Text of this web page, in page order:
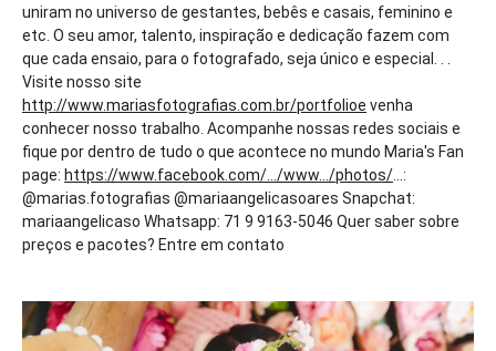
uniram no universo de gestantes, bebês e casais, feminino e
etc. O seu amor, talento, inspiração e dedicação fazem com
que cada ensaio, para o fotografado, seja único e especial. . .
Visite nosso site
http://www.mariasfotografias.com.br/portfolioe venha
conhecer nosso trabalho. Acompanhe nossas redes sociais e
fique por dentro de tudo o que acontece no mundo Maria's Fan
page: https://www.facebook.com/.../www.../photos/ ...:
@marias.fotografias @mariaangelicasoares Snapchat:
mariaangelicaso Whatsapp: 71 9 9163-5046 Quer saber sobre
preços e pacotes? Entre em contato